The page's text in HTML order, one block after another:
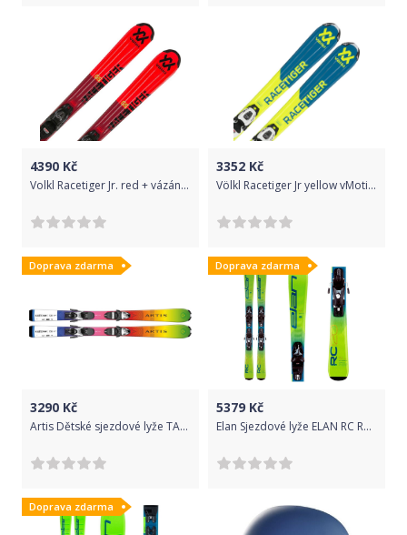
4390 Kč
Volkl Racetiger Jr. red + vázání 4.5 VMotion Jr. 100
3352 Kč
Völkl Racetiger Jr yellow vMotion 80,90 + vázání 4.5 VMotion Jr. 80
Doprava zdarma
3290 Kč
Artis Dětské sjezdové lyže TALENT 18/19 130-140
Doprava zdarma
5379 Kč
Elan Sjezdové lyže ELAN RC Race Green QS + EL 7.5 Zelená 130 cm
Doprava zdarma